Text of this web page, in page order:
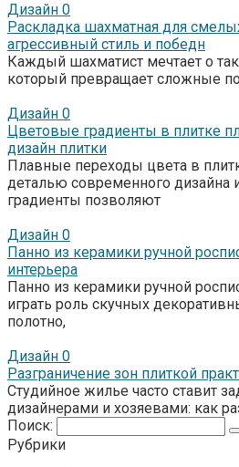
Дизайн 0
Раскладка шахматная для
агрессивный стиль и победн
Каждый шахматист мечтает о
который превращает сложные
Дизайн 0
Цветовые градиенты в плитке
дизайн плитки
Плавные переходы цвета в
деталью современного дизайна
градиенты позволяют
Дизайн 0
Панно из керамики ручной
интерьера
Панно из керамики ручной
играть роль скучных
полотно,
Дизайн 0
Разграничение зон плиткой
Студийное жилье часто ставит
дизайнерами и хозяевами: как
Поиск:
Рубрики